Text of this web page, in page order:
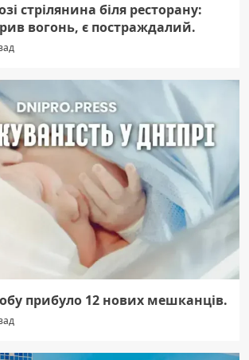
стрілянина біля ресторану:
вогонь, є постраждалий.
прибуло 12 нових мешканців.